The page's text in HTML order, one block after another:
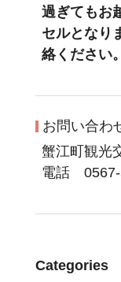
過ぎてもお
セルとなり
絡ください。
お問い合わ
蟹江町観光
電話 0567-
Categories